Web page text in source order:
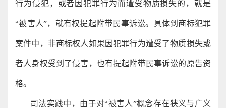
行为侵犯，或者因犯罪行为而遭受物质损失的，就是
“被害人”，就有权提起附带民事诉讼。具体到商标犯罪
案件中，非商标权人如果因犯罪行为遭受了物质损失或
者人身权受到了侵害，也有提起附带民事诉讼的原告资
格。
司法实践中，由于对“被害人”概念存在狭义与广义